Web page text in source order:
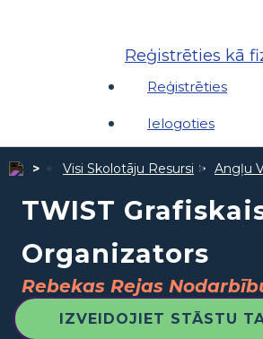
Reģistrēties kā
Reģistrēties
Ielogoties
Visi Skolotāju Resursi Angļu
TWIST
Organizators
Rebekas Rejas
IZVEIDOJIET STĀSTU